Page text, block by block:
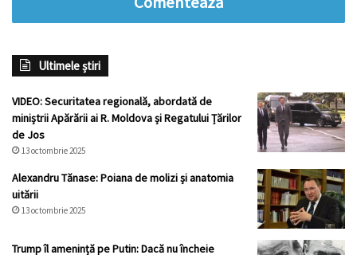
Ultimele știri
VIDEO: Securitatea regională, abordată de
miniștrii Apărării ai R. Moldova și Regatului Țărilor
de Jos
13 octombrie 2025
Alexandru Tănase: Poiana de molizi și anatomia
uitării
13 octombrie 2025
Trump îl amenință pe Putin: Dacă nu încheie